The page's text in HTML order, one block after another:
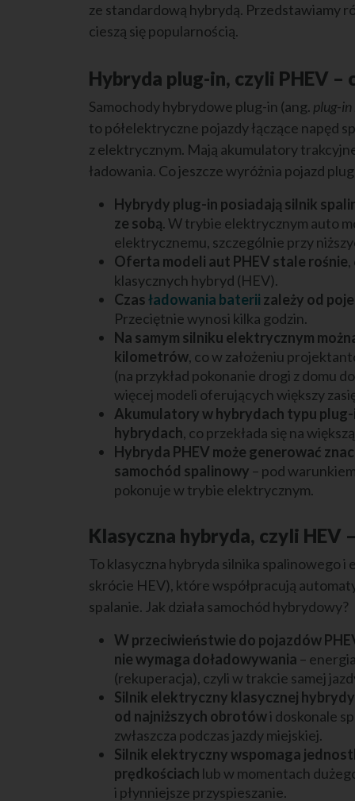
ze standardową hybrydą. Przedstawiamy
cieszą się popularnością.
Hybryda plug-in, czyli PHEV –
Samochody hybrydowe plug-in (ang. plug-
to półelektryczne pojazdy łączące napęd
z elektrycznym. Mają akumulatory
ładowania. Co jeszcze wyróżnia pojazd
Hybrydy plug-in posiadają silnik
ze sobą. W trybie elektrycznym auto
elektrycznemu, szczególnie przy
Oferta modeli aut PHEV stale rośnie
klasycznych hybryd (HEV).
Czasładowania baterii zależy od
Przeciętnie wynosi kilka godzin.
Na samym silniku elektrycznym
kilometrów, co w założeniu
(na przykład pokonanie drogi z domu
więcej modeli oferujących większy
Akumulatory w hybrydach typu plug-
hybrydach, co przekłada się na
Hybryda PHEV może generować
samochód spalinowy – pod
pokonuje w trybie elektrycznym.
Klasyczna hybryda, czyli HEV
To klasyczna hybryda silnika spalinowego i
skrócie HEV), które współpracują
spalanie. Jak działa samochód hybrydowy?
W przeciwieństwie do pojazdów
nie wymaga doładowywania –
(rekuperacja), czyli w trakcie samej
Silnik elektryczny klasycznej
od najniższych obrotówi doskonale
zwłaszcza podczas jazdy miejskiej.
Silnik elektryczny wspomaga
prędkościach lub w momentach
i płynniejsze przyspieszanie.